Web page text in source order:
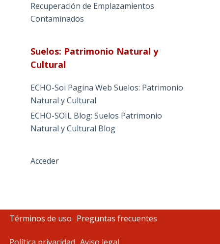
Recuperación de Emplazamientos
Contaminados
Suelos: Patrimonio Natural y
Cultural
ECHO-Soi Pagina Web Suelos: Patrimonio
Natural y Cultural
ECHO-SOIL Blog: Suelos Patrimonio
Natural y Cultural Blog
Acceder
Términos de uso Preguntas frecuentes